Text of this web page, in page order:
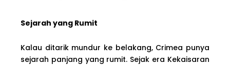
Sejarah yang Rumit
Kalau ditarik mundur ke belakang, Crimea punya
sejarah panjang yang rumit. Sejak era Kekaisaran